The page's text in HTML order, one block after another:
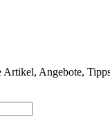
Angebote,